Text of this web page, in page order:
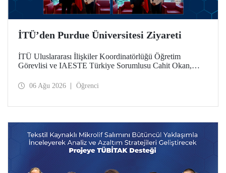
İTÜ’den Purdue Üniversitesi Ziyareti
İTÜ Uluslararası İlişkiler Koordinatörlüğü Öğretim
Görevlisi ve IAESTE Türkiye Sorumlusu Cahit Okan,
Temmuz tarihlerinde ABD’de dünyanın önde gelen
06 Ağu 2026 Öğrenci